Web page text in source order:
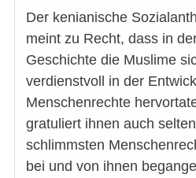
Der kenianische
meint zu Recht, dass in
Geschichte die Muslime
verdienstvoll in der
Menschenrechte
gratuliert ihnen auch
schlimmsten
bei und von ihnen